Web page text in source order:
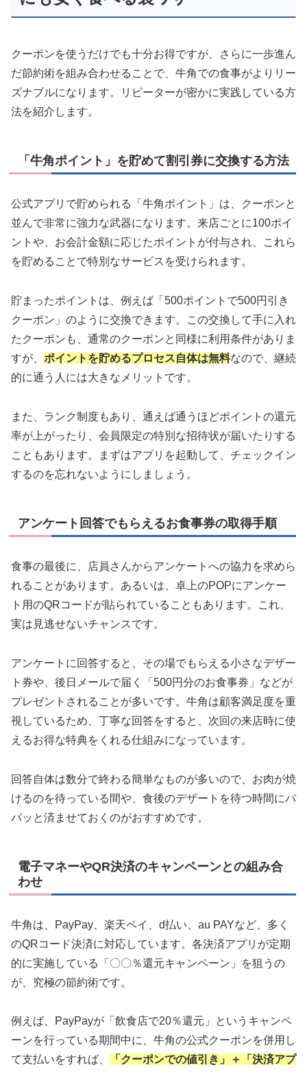
クーポンを使うだけでも十分お得ですが、さらに一歩進ん
だ節約術を組み合わせることで、牛角での食事がよりリー
ズナブルになります。リピーターが密かに実践している方
法を紹介します。
「牛角ポイント」を貯めて割引券に交換する方法
公式アプリで貯められる「牛角ポイント」は、クーポンと
並んで非常に強力な武器になります。来店ごとに100ポイ
ントや、お会計金額に応じたポイントが付与され、これら
を貯めることで特別なサービスを受けられます。
貯まったポイントは、例えば「500ポイントで500円引き
クーポン」のように交換できます。この交換して手に入れ
たクーポンも、通常のクーポンと同様に利用条件がありま
すが、 ポイントを貯めるプロセス自体は無料なので、継続
的に通う人には大きなメリットです。
また、ランク制度もあり、通えば通うほどポイントの還元
率が上がったり、会員限定の特別な招待状が届いたりする
こともあります。まずはアプリを起動して、チェックイン
するのを忘れないようにしましょう。
アンケート回答でもらえるお食事券の取得手順
食事の最後に、店員さんからアンケートへの協力を求めら
れることがあります。あるいは、卓上のPOPにアンケー
ト用のQRコードが貼られていることもあります。これ、
実は見逃せないチャンスです。
アンケートに回答すると、その場でもらえる小さなデザー
ト券や、後日メールで届く「500円分のお食事券」などが
プレゼントされることが多いです。牛角は顧客満足度を重
視しているため、丁寧な回答をすると、次回の来店時に使
えるお得な特典をくれる仕組みになっています。
回答自体は数分で終わる簡単なものが多いので、お肉が焼
けるのを待っている間や、食後のデザートを待つ時間にパ
パッと済ませておくのがおすすめです。
電子マネーやQR決済のキャンペーンとの組み合
わせ
牛角は、PayPay、楽天ペイ、d払い、au PAYなど、多く
のQRコード決済に対応しています。各決済アプリが定期
的に実施している「〇〇％還元キャンペーン」を狙うの
が、究極の節約術です。
例えば、PayPayが「飲食店で20％還元」というキャンペ
ーンを行っている期間中に、牛角の公式クーポンを併用し
て支払いをすれば、
「クーポンでの値引き」＋「決済アプ